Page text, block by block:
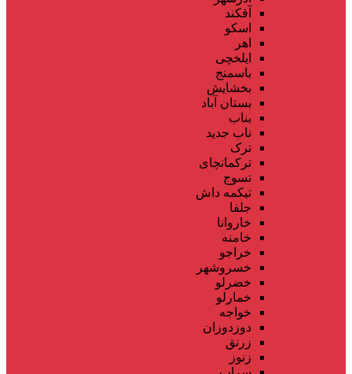
آقکند
اسکو
اهر
ایلخچی
باسمنج
بخشایش
بستان آباد
بناب
ناب جدید
ترک
ترکمانچای
تسوج
تیکمه داش
جلفا
خاروانا
خامنه
خراجو
خسروشهر
خضرلو
خمارلو
خواجه
دوزدوزان
زرنق
زنوز